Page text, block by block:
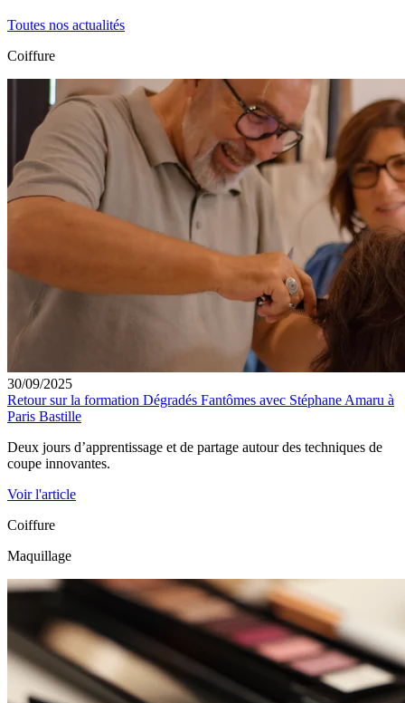
Toutes nos actualités
Coiffure
30/09/2025
Retour sur la formation Dégradés Fantômes avec Stéphane Amaru à
Paris Bastille
Deux jours d’apprentissage et de partage autour des techniques de
coupe innovantes.
Voir l'article
Coiffure
Maquillage